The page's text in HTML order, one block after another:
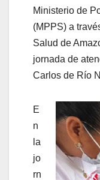
Ministerio de
(MPPS) a
Salud de
jornada de
Carlos de Río
E
n
la
jo
rn